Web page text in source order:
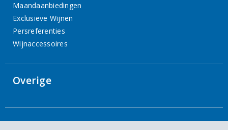
Maandaanbiedingen
Exclusieve Wijnen
Persreferenties
Wijnaccessoires
Overige